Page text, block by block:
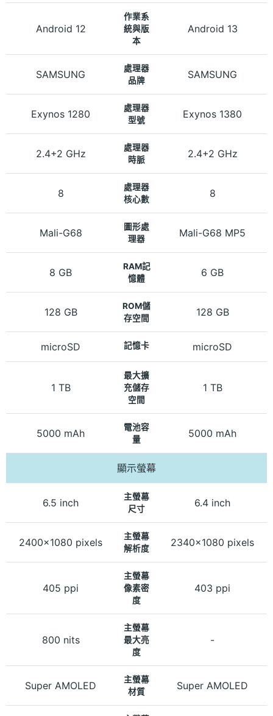
Android 12
作業系
統與版
本
Android 13
SAMSUNG
處理器
品牌
SAMSUNG
Exynos 1280
處理器
型號
Exynos 1380
2.4+2 GHz
處理器
時脈
2.4+2 GHz
8
處理器
核心數
8
Mali-G68
圖形處
理器
Mali-G68 MP5
8 GB
RAM記
憶體
6 GB
128 GB
ROM儲
存空間
128 GB
microSD 記憶卡 microSD
1 TB
最大擴
充儲存
空間
1 TB
5000 mAh
電池容
量
5000 mAh
顯示螢幕
6.5 inch
主螢幕
尺寸
6.4 inch
2400x1080 pixels
主螢幕
解析度
2340x1080 pixels
405 ppi
主螢幕
像素密
度
403 ppi
800 nits
主螢幕
最大亮
度
-
Super AMOLED
主螢幕
材質
Super AMOLED